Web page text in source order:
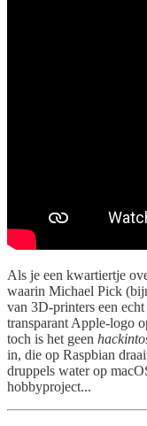
Als je een kwartiertje
waarin Michael Pick
van 3D-printers een
transparant Apple-logo
toch is het geen
in, die op Raspbian
druppels water op
hobbyproject...